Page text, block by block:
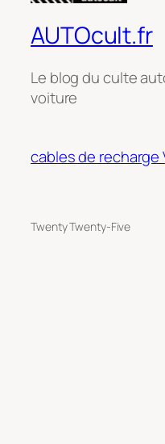
AUTOcult.fr
Le blog du culte
voiture
cables de recharge
Twenty Twenty-Five